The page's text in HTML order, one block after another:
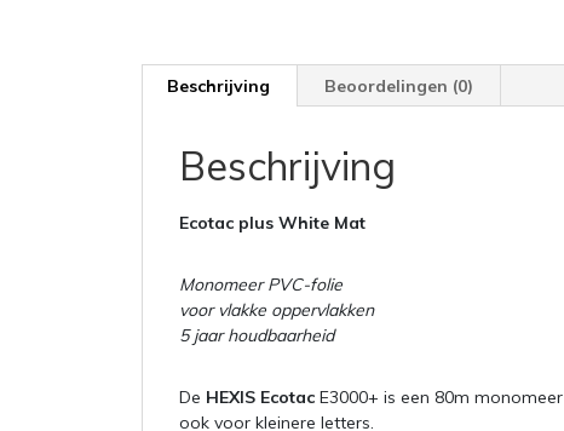
Beschrijving Beoordelingen (0)
Beschrijving
Ecotac plus White Mat
Monomeer PVC-folie
voor vlakke oppervlakken
5 jaar houdbaarheid
De HEXIS Ecotac E3000+ is een 80m monomeer
ook voor kleinere letters.